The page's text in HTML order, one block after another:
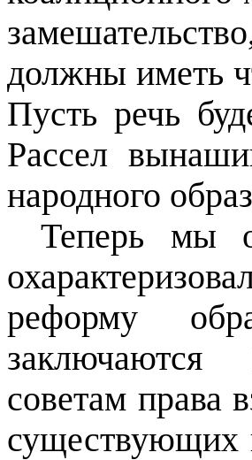
должны иметь
Пусть речь
Рассел
народного
Теперь мы
реформу
заключаются
советам права
существующих